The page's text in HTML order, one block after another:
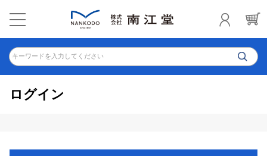
キーワードを入力してください
ログイン